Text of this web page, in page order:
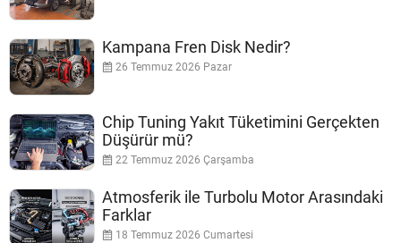
Kampana Fren Disk Nedir?
26 Temmuz 2026 Pazar
Chip Tuning Yakıt Tüketimini Gerçekten
Düşürür mü?
22 Temmuz 2026 Çarşamba
Atmosferik ile Turbolu Motor Arasındaki
Farklar
18 Temmuz 2026 Cumartesi